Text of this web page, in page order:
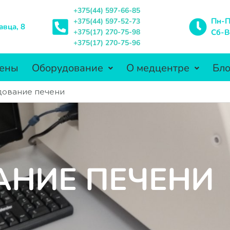
8
+375(44) 597-66-85
+375(44) 597-52-73
+375(17) 270-75-98
+375(17) 270-75-96
Пн-
Сб-
Оборудование О медцентре
печени
ПЕЧЕНИ